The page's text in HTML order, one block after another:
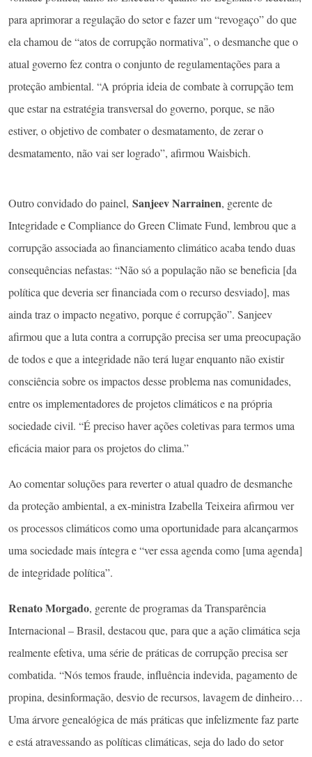
para aprimorar a regulação do setor e fazer um “revogaço” do que
ela chamou de “atos de corrupção normativa”, o desmanche que o
atual governo fez contra o conjunto de regulamentações para a
proteção ambiental. “A própria ideia de combate à corrupção tem
que estar na estratégia transversal do governo, porque, se não
estiver, o objetivo de combater o desmatamento, de zerar o
desmatamento, não vai ser logrado”, afirmou Waisbich.
Outro convidado do painel, Sanjeev Narrainen, gerente de
Integridade e Compliance do Green Climate Fund, lembrou que a
corrupção associada ao financiamento climático acaba tendo duas
consequências nefastas: “Não só a população não se beneficia [da
política que deveria ser financiada com o recurso desviado], mas
ainda traz o impacto negativo, porque é corrupção”. Sanjeev
afirmou que a luta contra a corrupção precisa ser uma preocupação
de todos e que a integridade não terá lugar enquanto não existir
consciência sobre os impactos desse problema nas comunidades,
entre os implementadores de projetos climáticos e na própria
sociedade civil. “É preciso haver ações coletivas para termos uma
eficácia maior para os projetos do clima.”
Ao comentar soluções para reverter o atual quadro de desmanche
da proteção ambiental, a ex-ministra Izabella Teixeira afirmou ver
os processos climáticos como uma oportunidade para alcançarmos
uma sociedade mais íntegra e “ver essa agenda como [uma agenda]
de integridade política”.
Renato Morgado, gerente de programas da Transparência
Internacional – Brasil, destacou que, para que a ação climática seja
realmente efetiva, uma série de práticas de corrupção precisa ser
combatida. “Nós temos fraude, influência indevida, pagamento de
propina, desinformação, desvio de recursos, lavagem de dinheiro…
Uma árvore genealógica de más práticas que infelizmente faz parte
e está atravessando as políticas climáticas, seja do lado do setor